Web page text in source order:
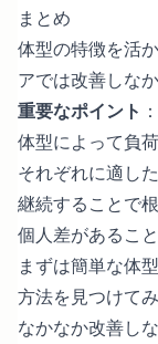
まとめ
体型の特徴を活
アでは改善しな
重要なポイント ：
体型によって負
それぞれに適し
継続することで
個人差があるこ
まずは簡単な体
方法を見つけて
なかなか改善し